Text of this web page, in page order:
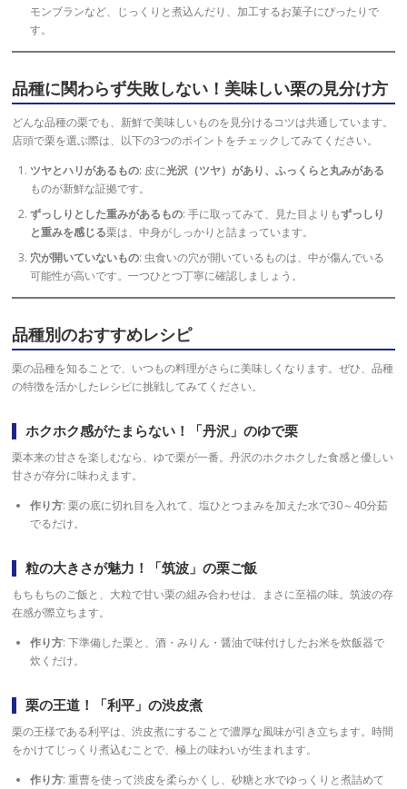
モンブランなど、じっくりと煮込んだり、加工するお菓子にぴったりで
す。
品種に関わらず失敗しない！美味しい栗の見分け方
どんな品種の栗でも、新鮮で美味しいものを見分けるコツは共通しています。
店頭で栗を選ぶ際は、以下の3つのポイントをチェックしてみてください。
ツヤとハリがあるもの: 皮に光沢（ツヤ）があり、ふっくらと丸みがある
ものが新鮮な証拠です。
ずっしりとした重みがあるもの: 手に取ってみて、見た目よりもずっしり
と重みを感じる栗は、中身がしっかりと詰まっています。
穴が開いていないもの: 虫食いの穴が開いているものは、中が傷んでいる
可能性が高いです。一つひとつ丁寧に確認しましょう。
品種別のおすすめレシピ
栗の品種を知ることで、いつもの料理がさらに美味しくなります。ぜひ、品種
の特徴を活かしたレシピに挑戦してみてください。
ホクホク感がたまらない！「丹沢」のゆで栗
栗本来の甘さを楽しむなら、ゆで栗が一番。丹沢のホクホクした食感と優しい
甘さが存分に味わえます。
作り方: 栗の底に切れ目を入れて、塩ひとつまみを加えた水で30～40分茹
でるだけ。
粒の大きさが魅力！「筑波」の栗ご飯
もちもちのご飯と、大粒で甘い栗の組み合わせは、まさに至福の味。筑波の存
在感が際立ちます。
作り方: 下準備した栗と、酒・みりん・醤油で味付けしたお米を炊飯器で
炊くだけ。
栗の王道！「利平」の渋皮煮
栗の王様である利平は、渋皮煮にすることで濃厚な風味が引き立ちます。時間
をかけてじっくり煮込むことで、極上の味わいが生まれます。
作り方: 重曹を使って渋皮を柔らかくし、砂糖と水でゆっくりと煮詰めて